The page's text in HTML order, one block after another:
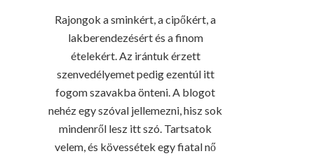
Rajongok a sminkért, a cipőkért, a
lakberendezésért és a finom
ételekért. Az irántuk érzett
szenvedélyemet pedig ezentúl itt
fogom szavakba önteni. A blogot
nehéz egy szóval jellemezni, hisz sok
mindenről lesz itt szó. Tartsatok
velem, és kövessétek egy fiatal nő